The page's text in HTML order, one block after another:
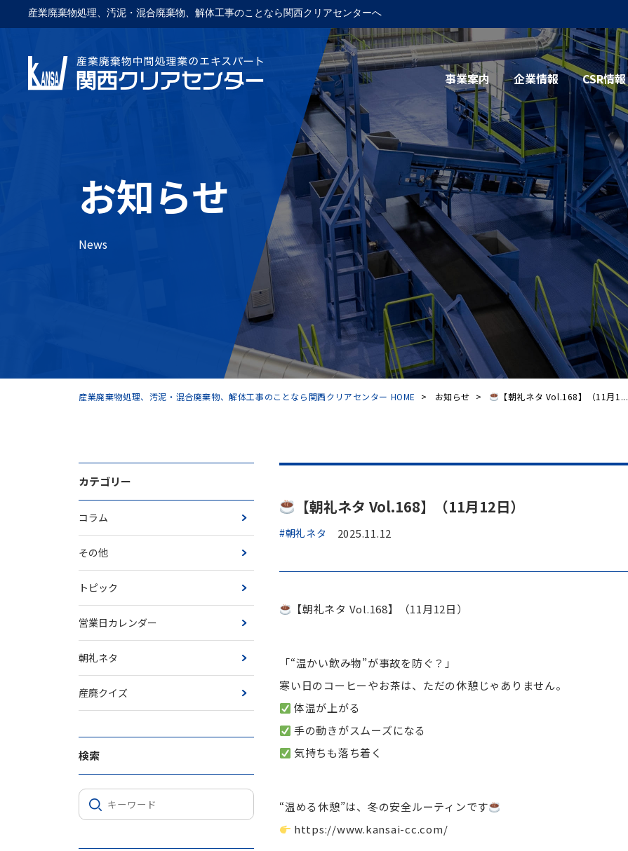
産業廃棄物処理、汚泥・混合廃棄物、解体工事のことなら関西クリアセンターへ
事業案内 企業情報 CSR情報
お知らせ
News
産業廃棄物処理、汚泥・混合廃棄物、解体工事のことなら関西クリアセンター HOME > お知らせ > 【朝礼ネタ Vol.168】（11月1...
カテゴリー
コラム
その他
トピック
営業日カレンダー
朝礼ネタ
産廃クイズ
検索
【朝礼ネタ Vol.168】（11月12日）
#朝礼ネタ 2025.11.12
【朝礼ネタ Vol.168】（11月12日）
「“温かい飲み物”が事故を防ぐ？」
寒い日のコーヒーやお茶は、ただの休憩じゃありません。
体温が上がる
手の動きがスムーズになる
気持ちも落ち着く
“温める休憩”は、冬の安全ルーティンです
https://www.kansai-cc.com/